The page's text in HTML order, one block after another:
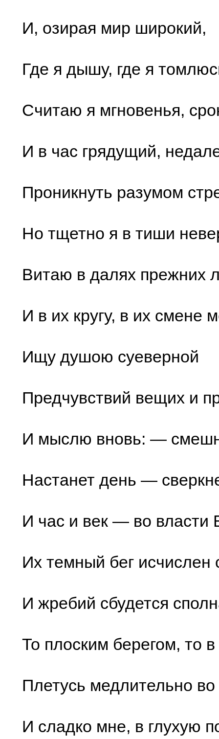
И, озирая мир широкий,
Где я дышу, где я
Считаю я мгновенья,
И в час грядущий,
Проникнуть разумом
Но тщетно я в тиши
Витаю в далях прежних
И в их кругу, в их смене
Ищу душою суеверной
Предчувствий вещих и
И мыслю вновь: —
Настанет день —
И час и век — во власти
Их темный бег исчислен
И жребий сбудется
То плоским берегом, то в
Плетусь медлительно во
И сладко мне, в глухую